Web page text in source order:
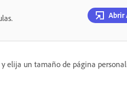
Abrir
y elija un tamaño de página